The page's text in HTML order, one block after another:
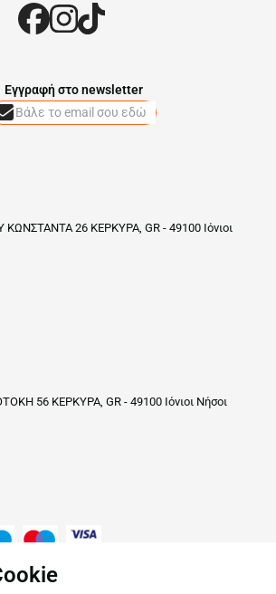
26 ΚΕΡΚΥΡΑ, GR - 49100 Ιόνιοι
56 ΚΕΡΚΥΡΑ, GR - 49100 Ιόνιοι Νήσοι
Eγγραφή στο newsletter